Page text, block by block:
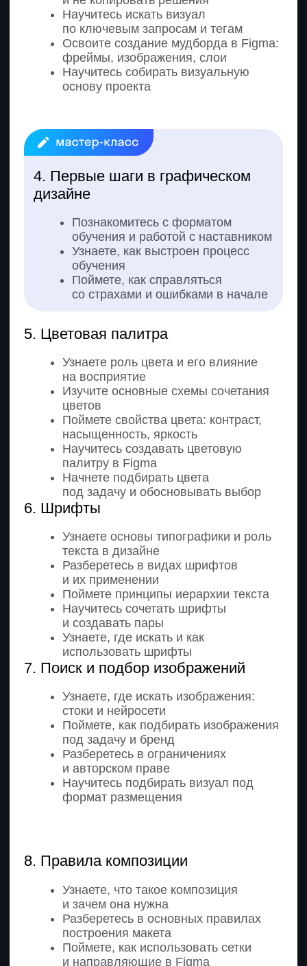
Курсовая работа
Разработка статичного баннера
в Figma по ТЗ от заказчика
и ресайзов к разным рекламным
площадкам
по ТЗ в Adobe Photoshop
рассылки
3. Создание дизайна email-
рассылки
Научитесь собирать дизайн
письма на основе структуры и UI-
кита
и текстом внутри письма
Научитесь учитывать технические
ограничения email-формата
1. Базовые правила создания веб-
интерфейсов
Узнаете виды email-рассылок
и их особенности
Поймете, как работать с брифом,
материалами и референсами
Научитесь подбирать шрифты
и правилах оформления блоков
Научитесь использовать Auto
2. Figma: разработка UI-кита
Узнаете про UI-кит, его цели и задачи
Научитесь работать с отступами,
компонентами, стилями текста
и оформлением
Изучите основные плагины для
создания UI-кита
Создание презентации
в Figma
1. Основные правила
дизайна презентации
Узнаете виды презентаций
Поймете, как работать с брифом
и материалами от заказчика
Изучите этапы создания
презентации
Научитесь структурировать
и сокращать текст под слайды
2. Структура презентации
Узнаете, из каких блоков состоит
презентация
Поймете, как выстраивать логику
3. Инфографика и генерация
изображений
Узнаете виды инфографики
и когда их использовать
Научитесь работать с иконками,
схемами и графиками
Освоите генерацию изображений
с помощью ИИ
Научитесь подбирать визуал под
смысл презентации